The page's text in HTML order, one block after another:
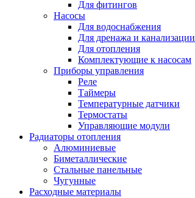
Для фитингов
Насосы
Для водоснабжения
Для дренажа и канализации
Для отопления
Комплектующие к насосам
Приборы управления
Реле
Таймеры
Температурные датчики
Термостаты
Управляющие модули
Радиаторы отопления
Алюминиевые
Биметаллические
Стальные панельные
Чугунные
Расходные материалы